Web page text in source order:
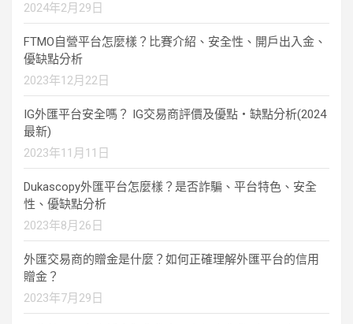
2024年2月29日
FTMO自營平台怎麼樣？比賽介紹、安全性、開戶出入金、
優缺點分析
2023年12月22日
IG外匯平台安全嗎？ IG交易商評價及優點・缺點分析(2024
最新)
2023年11月11日
Dukascopy外匯平台怎麼樣？是否詐騙、平台特色、安全
性、優缺點分析
2023年8月26日
外匯交易商的贈金是什麼？如何正確理解外匯平台的信用
贈金？
2023年7月29日